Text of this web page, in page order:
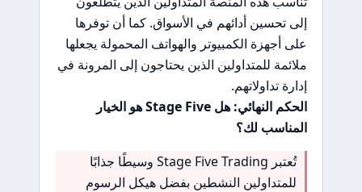
إلى تحسين أدائهم في الأسواق. كما أن توفرها
على أجهزة الكمبيوتر والهواتف المحمولة يجعلها
ملائمة للمتداولين الذين يحتاجون إلى المرونة في
إدارة تداولاتهم.
الحكم النهائي: هل Stage Five هو الخيار
المناسب لك؟
تُعتبر Stage Five Trading وسيطًا جذابًا
للمتداولين النشطين بفضل هيكل الرسوم